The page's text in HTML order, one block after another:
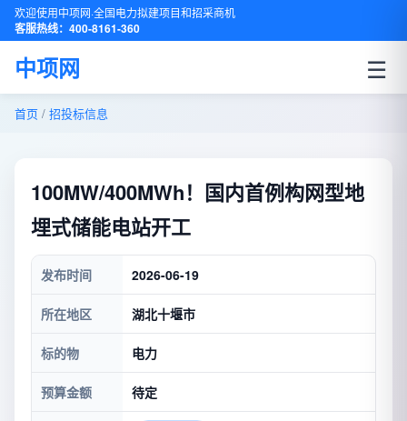
欢迎使用中项网·全国电力拟建项目和招采商机
客服热线：400-8161-360
中项网 ☰
首页 / 招投标信息
100MW/400MWh！国内首例构网型地
埋式储能电站开工
发布时间 2026-06-19
所在地区 湖北十堰市
标的物 电力
预算金额 待定